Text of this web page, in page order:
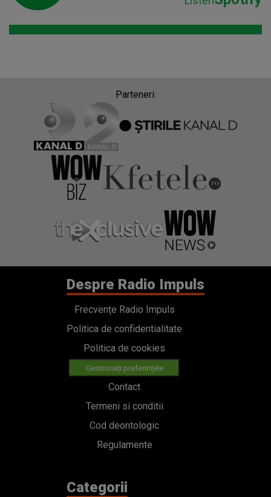
Parteneri:
Despre Radio Impuls
Frecvențe Radio Impuls
Politica de confidentialitate
Politica de cookies
Gestionați preferințele
Contact
Termeni si conditii
Cod deontologic
Regulamente
Categorii